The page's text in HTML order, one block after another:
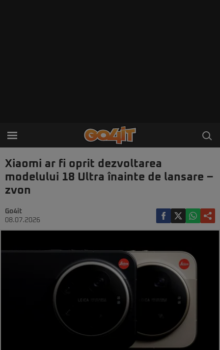
Xiaomi ar fi oprit dezvoltarea
modelului 18 Ultra înainte de lansare –
zvon
Go4it
08.07.2026